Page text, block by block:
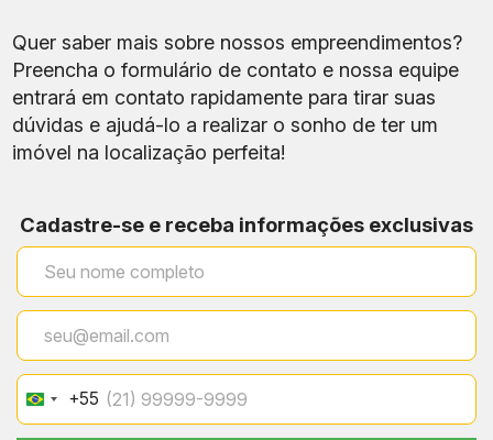
Con
dom
ínio
s
Mo
zak
End
ereç
o
cim
ent
Silv
a,
–
Ipan
ema
, RJ
Quer saber mais sobre nossos empreendimentos?
Preencha o formulário de contato e nossa equipe
entrará em contato rapidamente para tirar suas
dúvidas e ajudá-lo a realizar o sonho de ter um
imóvel na localização perfeita!
Cadastre-se e receba informações exclusivas
Brazil
+55
+55